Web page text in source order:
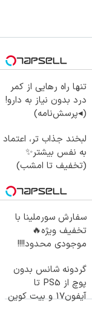
تنها راه رهایی از کمر
درد بدون نیاز به دارو!
(◂پرسش‌نامه)
لبخند جذاب تر، اعتماد
به نفس بیشتر✨
(تخفیف تا امشب)
سفارش سورملینا با
تخفیف ویژه🔥
موجودی محدود!!!!
گردونه شانس بدون
پوچ از PS5 تا
آیفون17 و بیت کوین